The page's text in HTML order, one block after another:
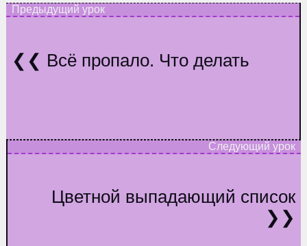
Всё пропало. Что делать
Цветной выпадающий список